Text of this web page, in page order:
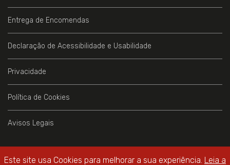
Este site usa Cookies para melhorar a sua experiência. Leia a
Entrega de Encomendas
Declaração de Acessibilidade e Usabilidade
Privacidade
Política de Cookies
Avisos Legais